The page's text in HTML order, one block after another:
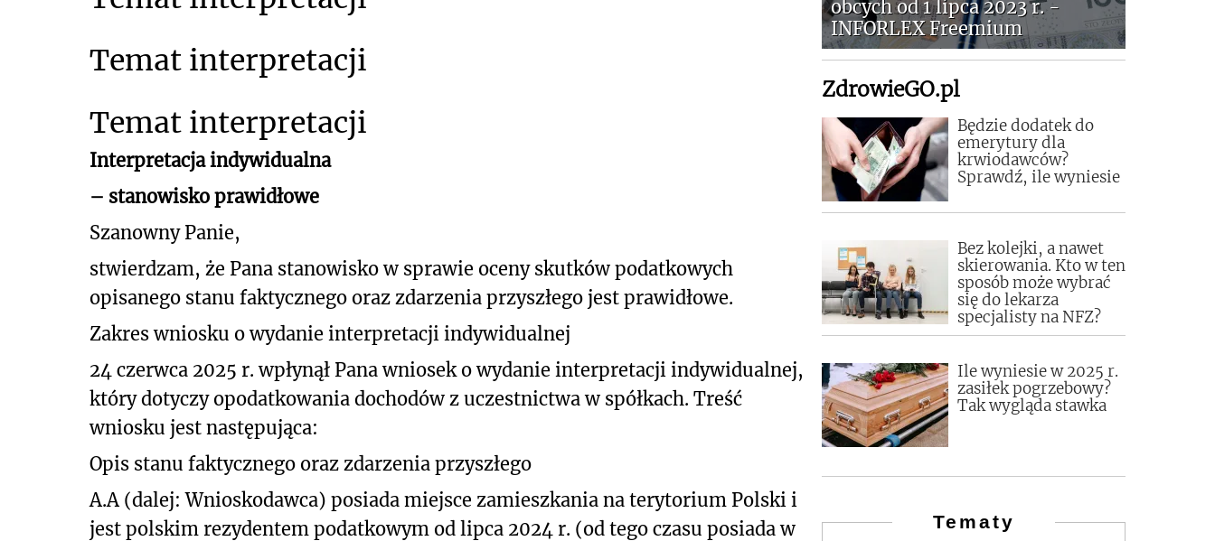
Temat interpretacji
Temat interpretacji
Interpretacja indywidualna
– stanowisko prawidłowe
Szanowny Panie,
stwierdzam, że Pana stanowisko w sprawie oceny skutków podatkowych
opisanego stanu faktycznego oraz zdarzenia przyszłego jest prawidłowe.
Zakres wniosku o wydanie interpretacji indywidualnej
24 czerwca 2025 r. wpłynął Pana wniosek o wydanie interpretacji indywidualnej,
który dotyczy opodatkowania dochodów z uczestnictwa w spółkach. Treść
wniosku jest następująca:
Opis stanu faktycznego oraz zdarzenia przyszłego
A.A (dalej: Wnioskodawca) posiada miejsce zamieszkania na terytorium Polski i
jest polskim rezydentem podatkowym od lipca 2024 r. (od tego czasu posiada w
obcych od 1 lipca 2023 r. -
INFORLEX Freemium
ZdrowieGO.pl
Będzie dodatek do
emerytury dla
krwiodawców?
Sprawdź, ile wyniesie
Bez kolejki, a nawet
skierowania. Kto w ten
sposób może wybrać
się do lekarza
specjalisty na NFZ?
Ile wyniesie w 2025 r.
zasiłek pogrzebowy?
Tak wygląda stawka
Tematy